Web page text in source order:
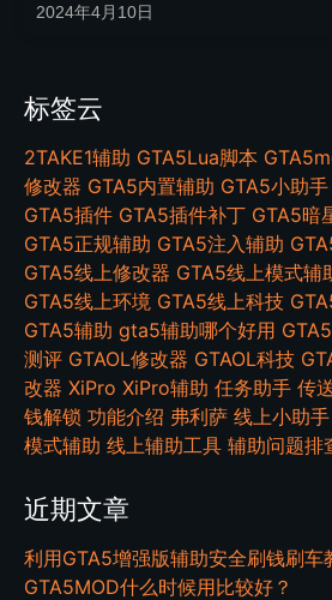
2024年4月10日
标签云
2TAKE1辅助 GTA5Lua脚本
修改器 GTA5内置辅助 GTA5小助手
GTA5插件 GTA5插件补丁 GTA5暗
GTA5正规辅助 GTA5注入辅助
GTA5线上修改器 GTA5线上模式辅
GTA5线上环境 GTA5线上科技
GTA5辅助 gta5辅助哪个好用
测评 GTAOL修改器 GTAOL科技
改器 XiPro XiPro辅助 任务助手 传
钱解锁 功能介绍 弗利萨 线上小助手
模式辅助 线上辅助工具 辅助问题排
近期文章
利用GTA5增强版辅助安全刷钱刷车
GTA5MOD什么时候用比较好？